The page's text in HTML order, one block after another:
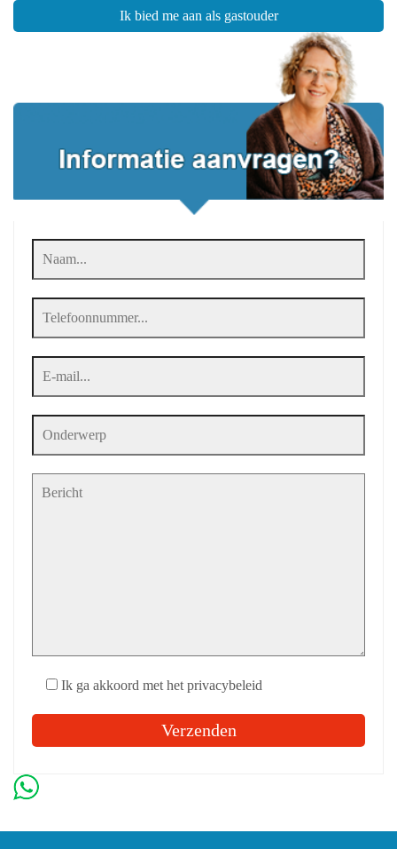
Ik bied me aan als gastouder
Ik ga akkoord met het privacybeleid